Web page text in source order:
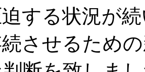
する状況が
させるため